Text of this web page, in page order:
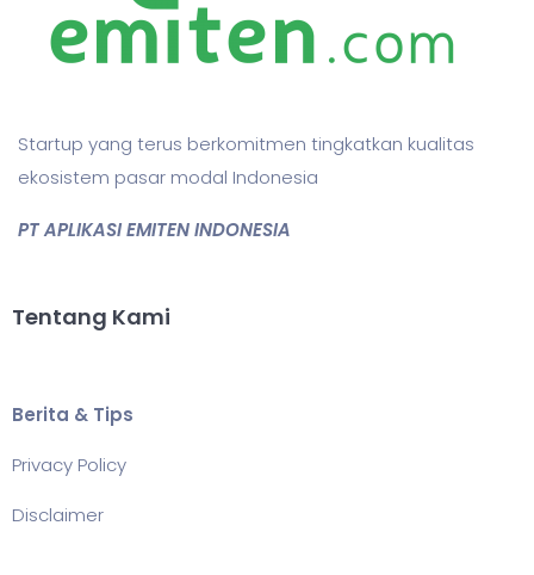
Startup yang terus berkomitmen tingkatkan kualitas
ekosistem pasar modal Indonesia
PT APLIKASI EMITEN INDONESIA
Tentang Kami
Berita & Tips
Privacy Policy
Disclaimer